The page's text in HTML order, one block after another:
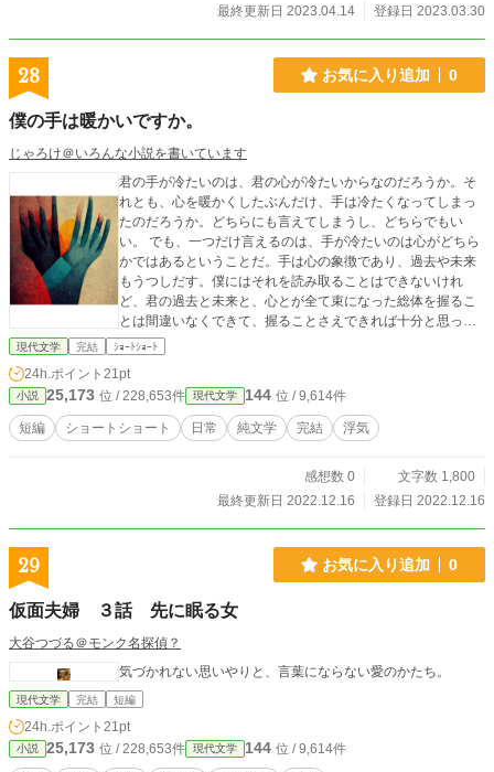
最終更新日 2023.04.14
登録日 2023.03.30
28 お気に入り追加 0
僕の手は暖かいですか。
じゃろけ＠いろんな小説を書いています
君の手が冷たいのは、君の心が冷たいからなのだろうか。そ
れとも、心を暖かくしたぶんだけ、手は冷たくなってしまっ
たのだろうか。どちらにも言えてしまうし、どちらでもい
い。 でも、一つだけ言えるのは、手が冷たいのは心がどちら
かではあるということだ。手は心の象徴であり、過去や未来
もうつしだす。僕にはそれを読み取ることはできないけれ
ど、君の過去と未来と、心とが全て束になった総体を握るこ
とは間違いなくできて、握ることさえできれば十分と思って
いた。
現代文学 完結 ｼｮｰﾄｼｮｰﾄ
24h.ポイント 21pt
小説 25,173 位 / 228,653件 現代文学 144 位 / 9,614件
短編 ショートショート 日常 純文学 完結 浮気
感想数 0
文字数 1,800
最終更新日 2022.12.16
登録日 2022.12.16
29 お気に入り追加 0
仮面夫婦 ３話 先に眠る女
大谷つづる＠モンク名探偵？
気づかれない思いやりと、言葉にならない愛のかたち。
現代文学 完結 短編
24h.ポイント 21pt
小説 25,173 位 / 228,653件 現代文学 144 位 / 9,614件